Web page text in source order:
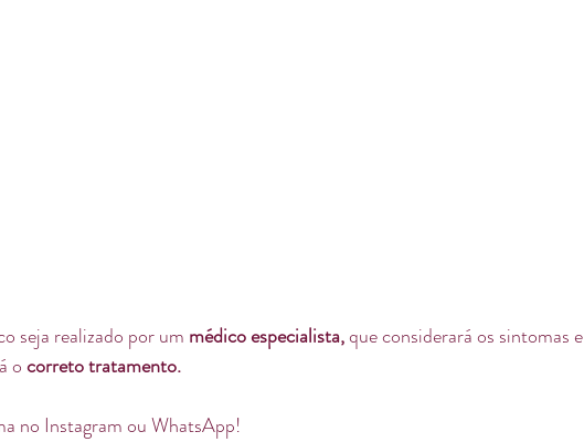
seja realizado por um médico especialista, que considerará os sintomas e
o correto tratamento.
no Instagram ou WhatsApp!